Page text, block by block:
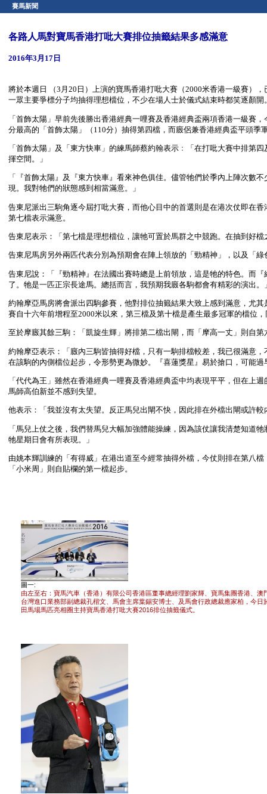
賽馬新聞
各路人馬對寶馬香港打吡大賽排位抽籤結果多感滿意
2016年3月17日
將於本週日 （3月20日）上演的寶馬香港打吡大賽（2000米香港一級賽）
一眾主要爭標分子均抽得理想檔位，不少在場人士於儀式結束時都笑逐顏開
「首飾太陽」早前先後勝出香港經典一哩賽及香港經典盃兩項香港一級賽
分最高的「首飾太陽」（110分）抽得第四檔，而廄侶兼香港經典盃平頭季
「首飾太陽」及「東方快車」的練馬師蔡約翰表示﹕「在打吡大賽中排第
揮空間。」
「『首飾太陽』及『東方快車』看來神色俱佳。儘管牠們於季內上陣次數
現。我對牠們的狀態感到相當滿意。」
告東尼派出三駒角逐今屆打吡大賽，而他心目中的首選則是在港次仗即在
第七檔表示滿意。
告東尼表示：「第七檔是理想檔位，讓牠可置於馬群之中競跑。在抽到好
告東尼馬房另外兩匹代表分別為預期會在陣上領放的「勁精神」，以及「綠
告東尼說：「『勁精神』在法國出賽時總是上前領放，這是牠的特色。而
了。牠是一匹正宗長途馬。總括而言，我預期我廄各駒都會有精彩的演出。
約翰摩亞馬房將會派出四駒參賽，他對排位抽籤結果大致上感到滿意，尤
賽自十六年前增程至2000米以來，第三檔及第十檔是產生最多冠軍的檔位
至於摩廄其餘三駒：「凱旋生輝」將排第二檔出閘，而「摩高一丈」則自
約翰摩亞表示：「廄內三駒皆抽得好檔，只有一駒排檔較差，我已很滿意
在該駒的內側檔位起步，令形勢更為微妙。『喜蓮獎星』易於搶口，可能
「代代為王」雖然在香港經典一哩賽及香港經典盃中均表現平平，但在上
馬師高伯新並不感到失望。
他表示：「我並沒有太失望。反正馬兒出閘不快，因此排在外檔出閘或許
「馬兒上仗之後，我們替馬兒大幅加強體能操練，因為該仗讓我清楚知道
牠星期日會有所表現。」
由姚本輝訓練的「有得威」在港出道至今經常抽得外檔，今仗則排在第八
「小米周」則自貼欄的第一檔起步。
圖一:
由左至右：寶馬汽車（香港）有限公司香港區董事總經理劉家輝、寶馬集團香港、澳
台灣進口業務部副總裁孔楷文、馬會主席葉錫安博士、及馬會行政總裁應家柏，今日
田馬場馬匹亮相圈主持寶馬香港打吡大賽2016排位抽籤儀式。